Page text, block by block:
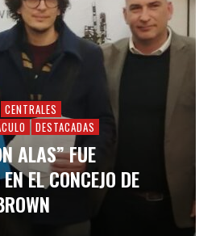
CENTRALES
DESTACADAS
ALAS” FUE
EL CONCEJO DE